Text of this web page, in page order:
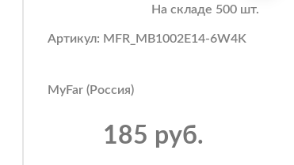
На складе 500 шт.
Артикул: MFR_MB1002E14-6W4K
MyFar (Россия)
185 руб.